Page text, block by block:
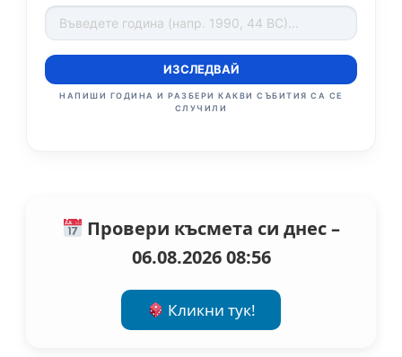
ИЗСЛЕДВАЙ
НАПИШИ ГОДИНА И РАЗБЕРИ КАКВИ СЪБИТИЯ СА СЕ
СЛУЧИЛИ
Провери късмета си днес –
06.08.2026 08:56
Кликни тук!